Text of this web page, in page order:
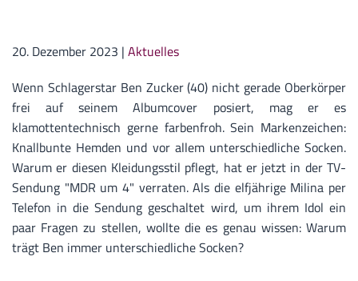
20. Dezember 2023 | Aktuelles
Wenn Schlagerstar Ben Zucker (40) nicht gerade Oberkörper
frei auf seinem Albumcover posiert, mag er es
klamottentechnisch gerne farbenfroh. Sein Markenzeichen:
Knallbunte Hemden und vor allem unterschiedliche Socken.
Warum er diesen Kleidungsstil pflegt, hat er jetzt in der TV-
Sendung "MDR um 4" verraten. Als die elfjährige Milina per
Telefon in die Sendung geschaltet wird, um ihrem Idol ein
paar Fragen zu stellen, wollte die es genau wissen: Warum
trägt Ben immer unterschiedliche Socken?